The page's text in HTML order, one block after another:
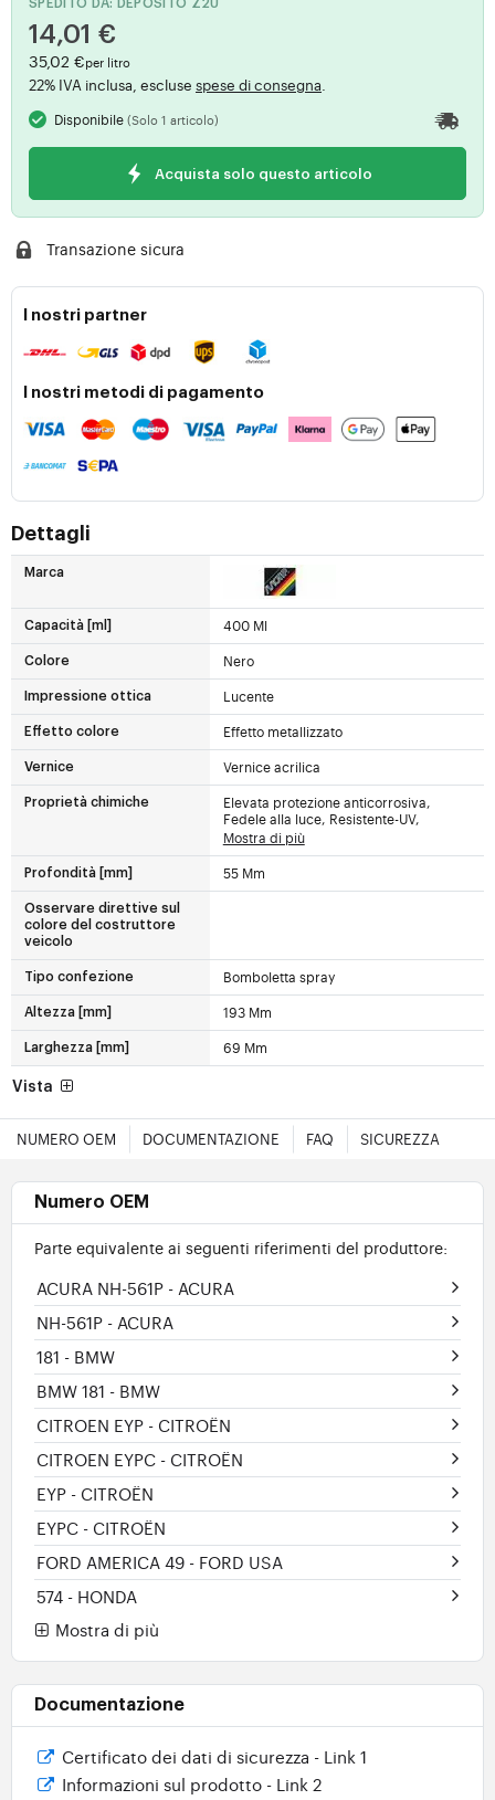
SPEDITO DA: DEPOSITO Z2U
14,01 €
35,02 €per litro
22% IVA inclusa, escluse spese di consegna
Disponibile(Solo 1 articolo)
Acquista solo questo articolo
Transazione sicura
I nostri partner
I nostri metodi di pagamento
Dettagli
Marca
Capacità [ml] 400 Ml
Colore Nero
Impressione ottica Lucente
Effetto colore Effetto metallizzato
Vernice Vernice acrilica
Proprietà chimiche
Elevata protezione anticorrosiva,
Fedele alla luce, Resistente-UV,
Mostra di più
Profondità [mm] 55 Mm
Osservare direttive sul
colore del costruttore
veicolo
Tipo confezione Bomboletta spray
Altezza [mm] 193 Mm
Larghezza [mm] 69 Mm
Vista
NUMERO OEM DOCUMENTAZIONE FAQ SICUREZZA
Numero OEM
Parte equivalente ai seguenti riferimenti del produttore:
ACURA NH-561P - ACURA
NH-561P - ACURA
181 - BMW
BMW 181 - BMW
CITROEN EYP - CITROËN
CITROEN EYPC - CITROËN
EYP - CITROËN
EYPC - CITROËN
FORD AMERICA 49 - FORD USA
574 - HONDA
Mostra di più
Documentazione
Certificato dei dati di sicurezza - Link 1
Informazioni sul prodotto - Link 2